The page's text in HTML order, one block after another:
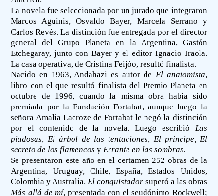
La novela fue seleccionada por un jurado que integraron
Marcos Aguinis, Osvaldo Bayer, Marcela Serrano y
Carlos Revés. La distinción fue entregada por el director
general del Grupo Planeta en la Argentina, Gastón
Etchegaray, junto con Bayer y el editor Ignacio Iraola.
La casa operativa, de Cristina Feijóo, resultó finalista.
Nacido en 1963, Andahazi es autor de El anatomista,
libro con el que resultó finalista del Premio Planeta en
octubre de 1996, cuando la misma obra había sido
premiada por la Fundación Fortabat, aunque luego la
señora Amalia Lacroze de Fortabat le negó la distinción
por el contenido de la novela. Luego escribió Las
piadosas, El árbol de las tentaciones, El príncipe, El
secreto de los flamencos y Errante en las sombras.
Se presentaron este año en el certamen 252 obras de la
Argentina, Uruguay, Chile, España, Estados Unidos,
Colombia y Australia. El conquistador superó a las obras
Más allá de mí, presentada con el seudónimo Rockwell;